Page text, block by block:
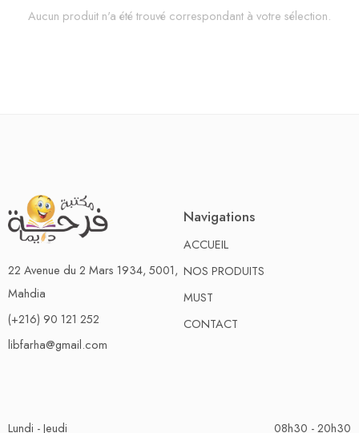
Aucun produit n'a été trouvé correspondant à votre sélection.
22 Avenue du 2 Mars 1934, 5001,
Mahdia
(+216) 90 121 252
libfarha@gmail.com
Navigations
ACCUEIL
NOS PRODUITS
MUST
CONTACT
Lundi - Jeudi 08h30 - 20h30